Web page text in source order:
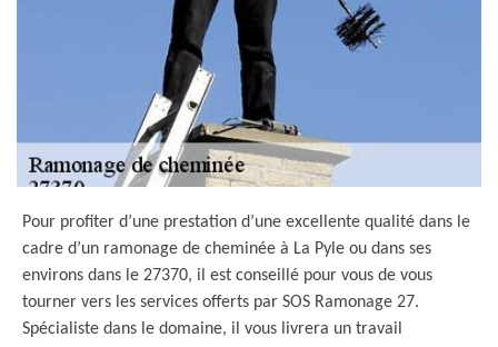
Pour profiter d’une prestation d’une excellente qualité dans le
cadre d’un ramonage de cheminée à La Pyle ou dans ses
environs dans le 27370, il est conseillé pour vous de vous
tourner vers les services offerts par SOS Ramonage 27.
Spécialiste dans le domaine, il vous livrera un travail